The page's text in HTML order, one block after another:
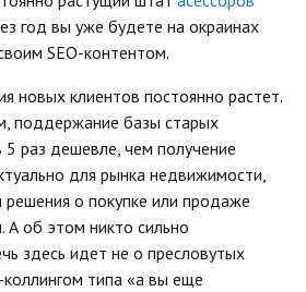
год вы уже будете на окраинах
SEO-контентом.
новых клиентов постоянно растет.
поддержание базы старых
раз дешевле, чем получение
для рынка недвижимости,
решения о покупке или продаже
А об этом никто сильно
здесь идет не о пресловутых
типа «а вы еще